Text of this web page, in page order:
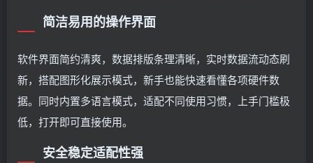
简洁易用的操作界面
软件界面简约清爽，数据排版条理清晰，实时数据流动态刷
新，搭配图形化展示模式，新手也能快速看懂各项硬件数
据。同时内置多语言模式，适配不同使用习惯，上手门槛极
低，打开即可直接使用。
安全稳定适配性强